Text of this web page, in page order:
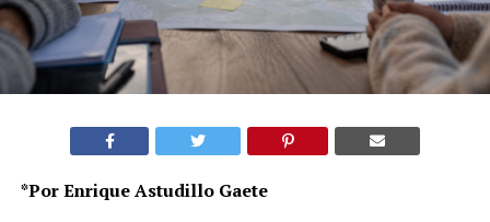
*Por Enrique Astudillo Gaete